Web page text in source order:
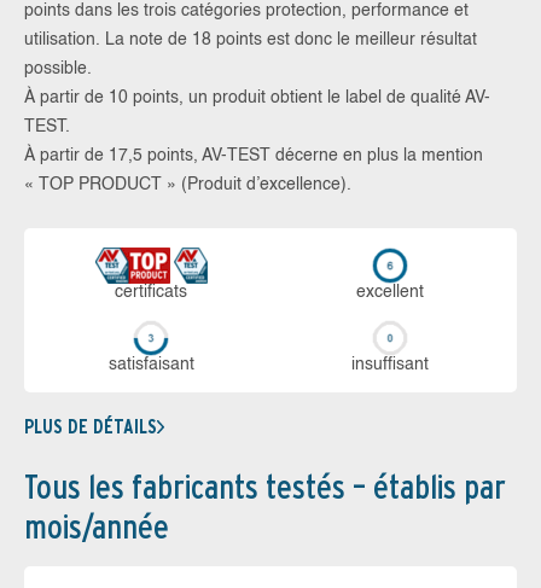
points dans les trois catégories protection, performance et
utilisation. La note de 18 points est donc le meilleur résultat
possible.
À partir de 10 points, un produit obtient le label de qualité AV-
TEST.
À partir de 17,5 points, AV-TEST décerne en plus la mention
« TOP PRODUCT » (Produit d’excellence).
certi­ficats ex­cellent
sa­tis­fai­sant in­suf­fi­sant
PLUS DE DÉTAILS
Tous les fabricants testés – établis par
mois/année